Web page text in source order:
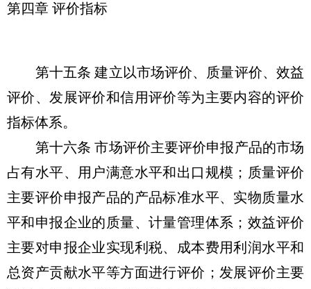
第四章 评价指标
第十五条 建立以市场评价、质量评价、效益
评价、发展评价和信用评价等为主要内容的评价
指标体系。
第十六条 市场评价主要评价申报产品的市场
占有水平、用户满意水平和出口规模；质量评价
主要评价申报产品的产品标准水平、实物质量水
平和申报企业的质量、计量管理体系；效益评价
主要对申报企业实现利税、成本费用利润水平和
总资产贡献水平等方面进行评价；发展评价主要